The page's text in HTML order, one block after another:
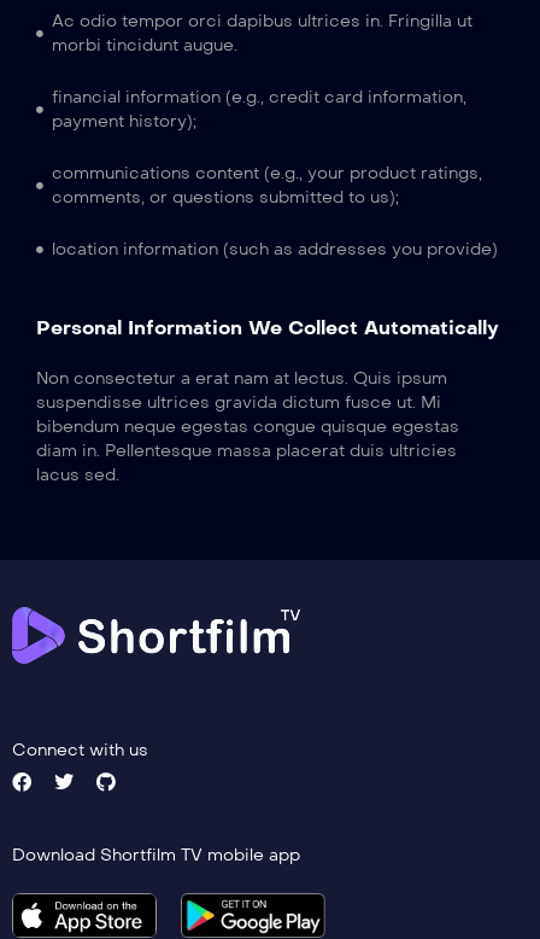
Ac odio tempor orci dapibus ultrices in. Fringilla ut
morbi tincidunt augue.
financial information (e.g., credit card information,
payment history);
communications content (e.g., your product ratings,
comments, or questions submitted to us);
location information (such as addresses you provide)
Personal Information We Collect Automatically
Non consectetur a erat nam at lectus. Quis ipsum
suspendisse ultrices gravida dictum fusce ut. Mi
bibendum neque egestas congue quisque egestas
diam in. Pellentesque massa placerat duis ultricies
lacus sed.
Connect with us
Download Shortfilm TV mobile app